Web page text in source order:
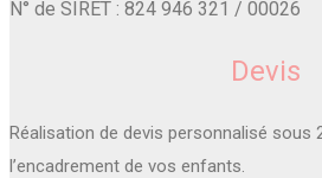
N° de SIRET : 824 946 321 / 00026
Devis
Réalisation de devis personnalisé sous
l’encadrement de vos enfants.